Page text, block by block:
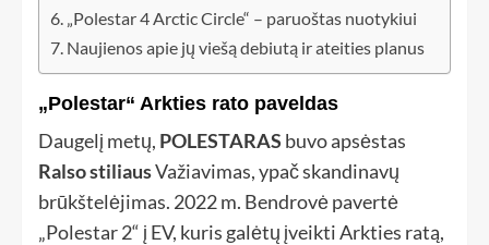
„Polestar 4 Arctic Circle“ – paruoštas nuotykiui
Naujienos apie jų viešą debiutą ir ateities planus
„Polestar“ Arkties rato paveldas
Daugelį metų, POLESTARAS buvo apsėstas
Ralso stiliausVažiavimas, ypač skandinavų
brūkštelėjimas. 2022 m. Bendrovė pavertė
„Polestar 2“ į EV, kuris galėtų įveikti Arkties ratą,